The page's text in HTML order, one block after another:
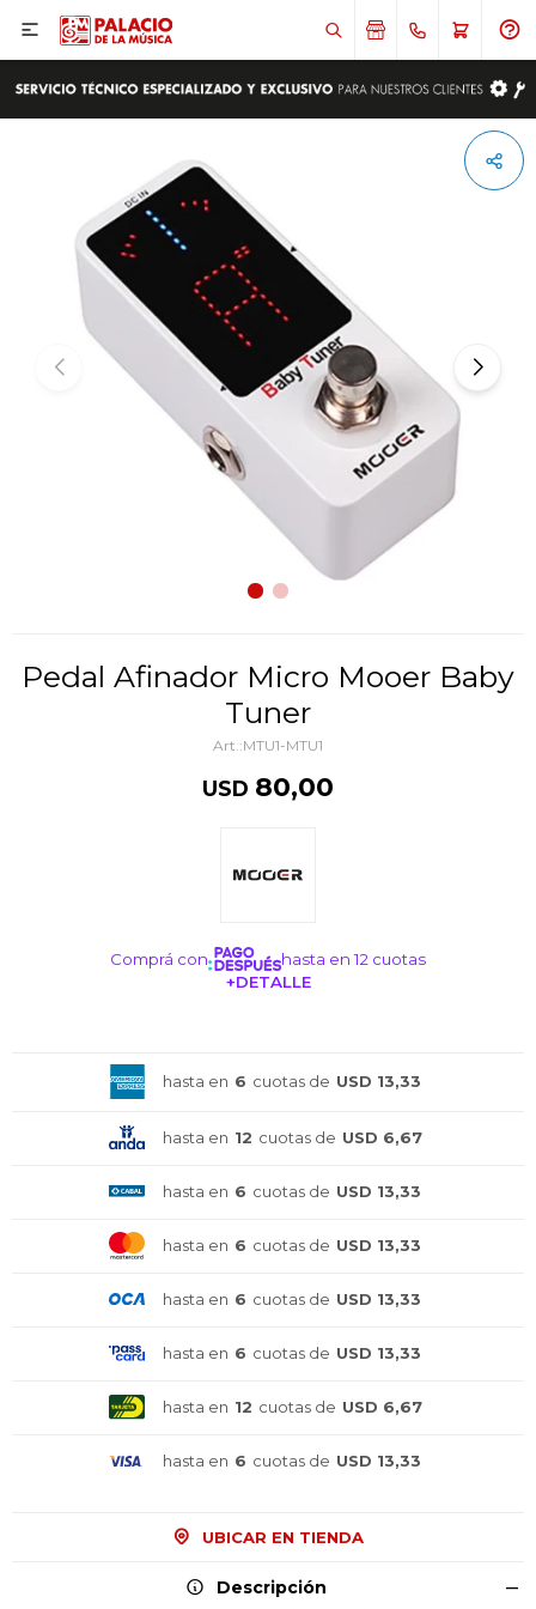

Pedal Afinador Micro Mooer Baby
Tuner
MTU1-MTU1
USD 80,00
Comprá con
hasta en 12 cuotas
+DETALLE
hasta en 6 cuotas de USD 13,33
hasta en 12 cuotas de USD 6,67
hasta en 6 cuotas de USD 13,33
hasta en 6 cuotas de USD 13,33
hasta en 6 cuotas de USD 13,33
hasta en 6 cuotas de USD 13,33
hasta en 12 cuotas de USD 6,67
hasta en 6 cuotas de USD 13,33
UBICAR EN TIENDA
Descripción
Comprá ahora y Pagá
¡Sumate a la forma más ágil de
12 cuotas * ¡Solo con tu cédula!
Verifica si estás calificado para comprar con
ENVIAR
Comprá ahora y Pagá
¡Sumate a la forma más ágil de
12 cuotas * ¡Solo con tu cédula!
Verifica si estás calificado para comprar con
Comprá ahora y Pagá
¡Sumate a la forma más ágil de
12 cuotas * ¡Solo con tu cédula!
Verifica si estás calificado para comprar con